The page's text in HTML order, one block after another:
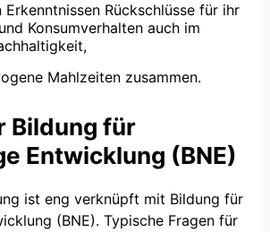
Erkenntnissen Rückschlüsse für ihr
Konsumverhalten auch im
Mahlzeiten zusammen.
Bildung für
Entwicklung (BNE)
ist eng verknüpft mit Bildung für
(BNE). Typische Fragen für